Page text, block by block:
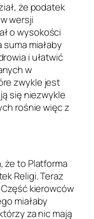
że podatek
wersji
o wysokości
suma miałaby
i ułatwić
w
zwykle jest
się niezwykle
rośnie więc z
że to Platforma
Religi. Teraz
kierowców
miałaby
za nic mają